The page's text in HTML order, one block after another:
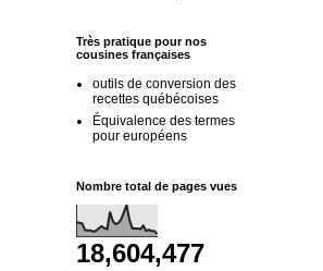
Très pratique pour nos
cousines françaises
outils de conversion des
recettes québécoises
Équivalence des termes
pour européens
Nombre total de pages vues
18,604,477